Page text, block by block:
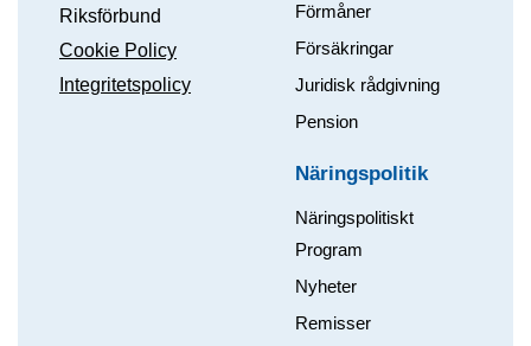
Riksförbund
Cookie Policy
Integritetspolicy
Förmåner
Försäkringar
Juridisk rådgivning
Pension
Näringspolitik
Näringspolitiskt
Program
Nyheter
Remisser